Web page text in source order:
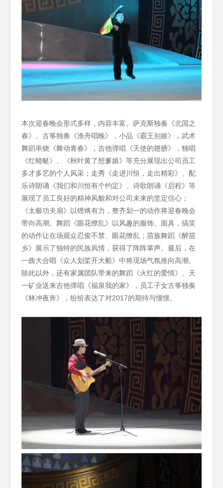
本次迎春晚会形式多样，内容丰富。萨克斯独奏《北国之
春》、古筝独奏《渔舟唱晚》，小品《霸王别姬》，武术
舞蹈串烧《舞动青春》，吉他弹唱《天使的翅膀》，独唱
《红蜻蜓》、《秋叶黄了想爹娘》等充分展现出公司员工
多才多艺的个人风采；走秀《走进川恒，走出精彩》、配
乐诗朗诵《我们和川恒有个约定》、诗歌朗诵《启程》等
展现了员工良好的精神风貌和对公司未来的坚定信心；
《太极功夫扇》以铿锵有力，整齐划一的动作将迎春晚会
带向高潮。舞蹈《眼花缭乱》以风趣的服饰、面具，搞笑
的动作让在场观众忍俊不禁、眼花缭乱；苗族舞蹈《醉苗
乡》展示了独特的民族风情，获得了阵阵掌声。最后，在
一曲大合唱《众人划桨开大船》中将现场气氛推向高潮。
除此以外，还有家属团队带来的舞蹈《火红的爱情》、天
一矿业送来吉他弹唱《福泉我的家》，员工子女古筝独奏
《林冲夜奔》，纷纷表达了对2017的期待与憧憬。